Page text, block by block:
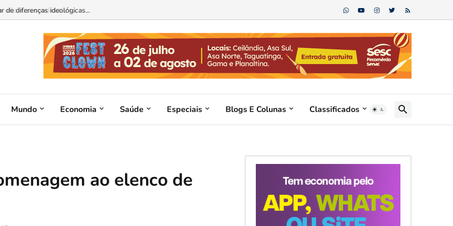
de diferenças ideológicas...
Mundo Economia Saúde Especiais Blogs E Colunas Classificados
ao elenco de